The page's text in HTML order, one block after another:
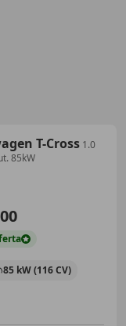
T-Cross 1.0
85kW
85 kW (116 CV)